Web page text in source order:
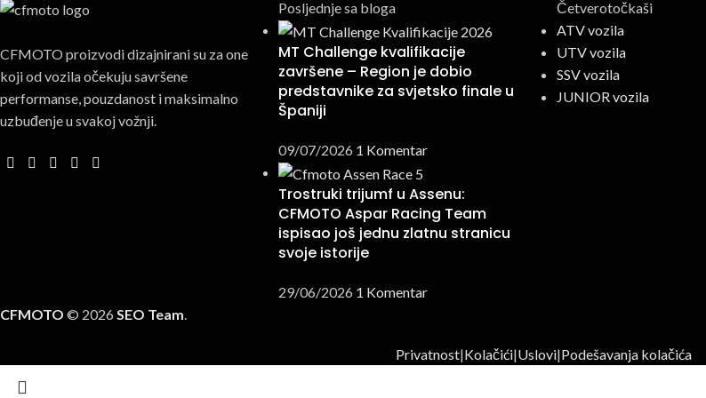
CFMOTO proizvodi dizajnirani su za one
koji od vozila očekuju savršene
performanse, pouzdanost i maksimalno
uzbuđenje u svakoj vožnji.
Posljednje sa bloga
MT Challenge kvalifikacije
završene – Region je dobio
predstavnike za svjetsko finale u
Španiji
09/07/2026 1 Komentar
Trostruki trijumf u Assenu:
CFMOTO Aspar Racing Team
ispisao još jednu zlatnu stranicu
svoje istorije
29/06/2026 1 Komentar
Četverotočkaši
ATV vozila
UTV vozila
SSV vozila
JUNIOR vozila
CFMOTO © 2026 SEO Team.
Privatnost|Kolačići|Uslovi|Podešavanja kolačića